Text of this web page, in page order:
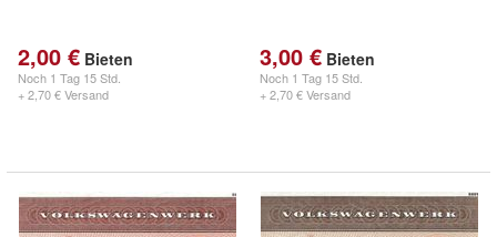
2,00 € Bieten
Noch 1 Tag 15 Std.
+ 2,70 € Versand
3,00 € Bieten
Noch 1 Tag 15 Std.
+ 2,70 € Versand